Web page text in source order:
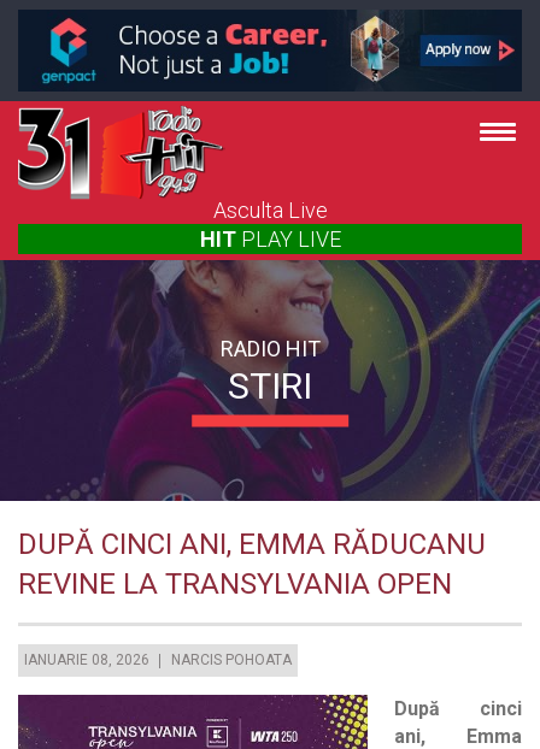
Asculta Live
HIT PLAY LIVE
RADIO HIT
STIRI
DUPĂ CINCI ANI, EMMA RĂDUCANU
REVINE LA TRANSYLVANIA OPEN
IANUARIE 08, 2026 NARCIS POHOATA
După cinci
ani, Emma